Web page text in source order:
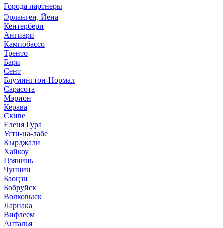
Города партнеры
Эрланген, Йена
Кентербери
Ангиари
Кампобассо
Тренто
Бари
Сент
Блумингтон-Нормал
Сарасота
Мэрион
Керава
Скиве
Еленя Гура
Усти-на-лабе
Кырджали
Хайкоу
Цзянинь
Чунцин
Баоцзи
Бобруйск
Волковыск
Ларнака
Вифлеем
Анталья